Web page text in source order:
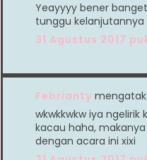
Yeayyyy bener
tunggu kelanjutannya
31 Agustus 2017
Febrianty
wkwkkwkw iya
kacau haha,
dengan acara ini xixi